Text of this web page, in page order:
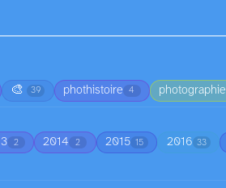
🎨 39 phothistoire 4 photographie
2 2014 2 2015 15 2016 33